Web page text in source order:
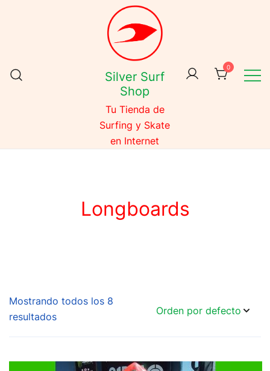
Silver Surf
Shop
Tu Tienda de
Surfing y Skate
en Internet
0
Longboards
Mostrando todos los 8
resultados